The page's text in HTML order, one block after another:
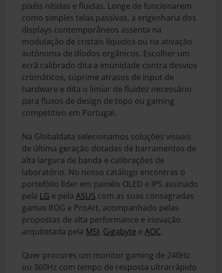
pixéis nítidas e fluidas. Longe de funcionarem
como simples telas passivas, a engenharia dos
displays contemporâneos assenta na
modulação de cristais líquidos ou na ativação
autónoma de díodos orgânicos. Escolher um
ecrã calibrado dita a imunidade contra desvios
cromáticos, suprime atrasos de input de
hardware e dita o limiar de fluidez necessário
para fluxos de design de topo ou gaming
competitivo em Portugal.
Na Globaldata selecionamos soluções visuais
de última geração dotadas de barramentos de
alta largura de banda e calibrações de
laboratório. No nosso catálogo encontras o
portefólio líder em painéis OLED e IPS assinado
pela LG e pela ASUS com as suas consagradas
gamas ROG e ProArt, acompanhado pelas
propostas de alta performance e inovação
arquitetada pela MSI, Gigabyte e AOC.
Quer procures um monitor gaming de 240Hz
ou 360Hz com tempo de resposta ultrarrápido